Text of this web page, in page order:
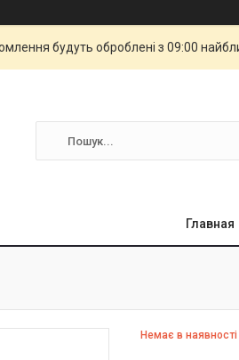
будуть оброблені з 09:00
Главная
Немає в наявності